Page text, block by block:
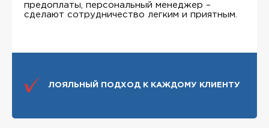
предоплаты, персональный менеджер –
сделают сотрудничество легким и приятным.
ЛОЯЛЬНЫЙ ПОДХОД К КАЖДОМУ КЛИЕНТУ